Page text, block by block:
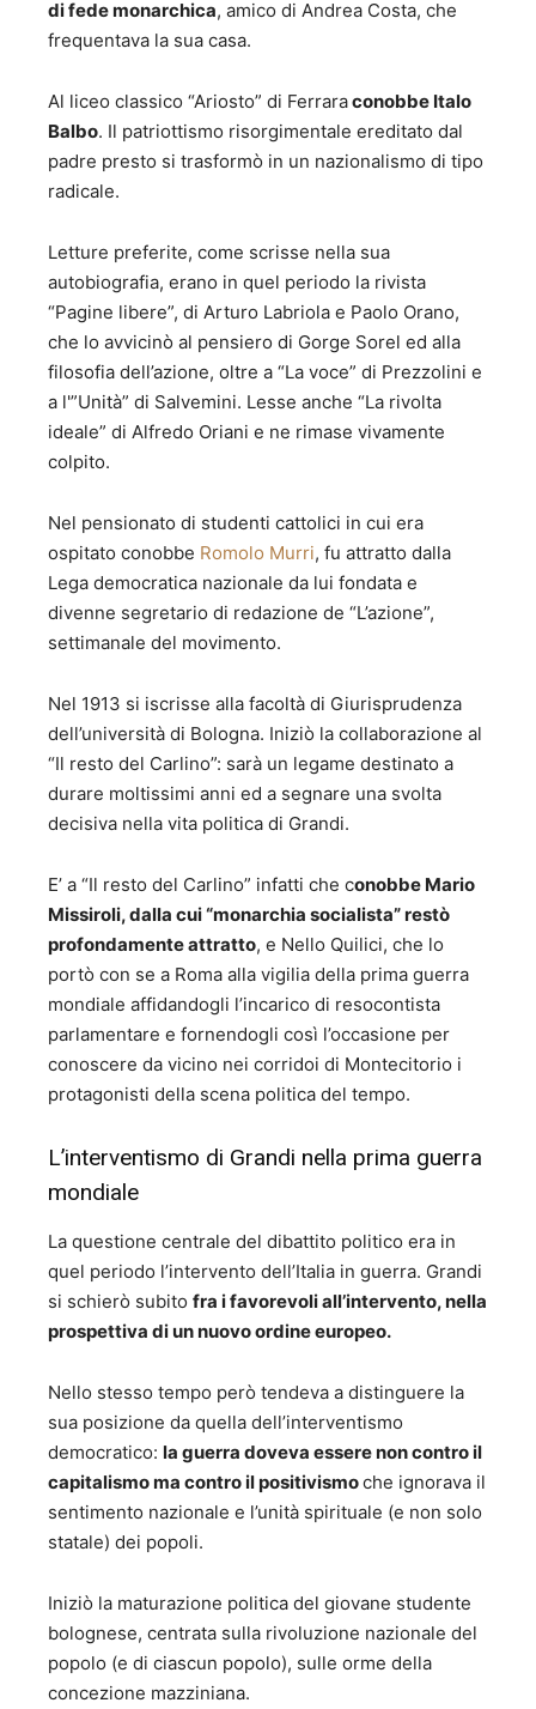
di fede monarchica, amico di Andrea Costa, che
frequentava la sua casa.
Al liceo classico “Ariosto” di Ferraraconobbe Italo
Balbo. Il patriottismo risorgimentale ereditato dal
padre presto si trasformò in un nazionalismo di tipo
radicale.
Letture preferite, come scrisse nella sua
autobiografia, erano in quel periodo la rivista
“Pagine libere”, di Arturo Labriola e Paolo Orano,
che lo avvicinò al pensiero di Gorge Sorel ed alla
filosofia dell’azione, oltre a “La voce” di Prezzolini e
a l'”Unità” di Salvemini. Lesse anche “La rivolta
ideale” di Alfredo Oriani e ne rimase vivamente
colpito.
Nel pensionato di studenti cattolici in cui era
ospitato conobbe Romolo Murri, fu attratto dalla
Lega democratica nazionale da lui fondata e
divenne segretario di redazione de “L’azione”,
settimanale del movimento.
Nel 1913 si iscrisse alla facoltà di Giurisprudenza
dell’università di Bologna. Iniziò la collaborazione al
“Il resto del Carlino”: sarà un legame destinato a
durare moltissimi anni ed a segnare una svolta
decisiva nella vita politica di Grandi.
E’ a “Il resto del Carlino” infatti che conobbe Mario
Missiroli, dalla cui “monarchia socialista” restò
profondamente attratto, e Nello Quilici, che lo
portò con se a Roma alla vigilia della prima guerra
mondiale affidandogli l’incarico di resocontista
parlamentare e fornendogli così l’occasione per
conoscere da vicino nei corridoi di Montecitorio i
protagonisti della scena politica del tempo.
L’interventismo di Grandi nella prima guerra
mondiale
La questione centrale del dibattito politico era in
quel periodo l’intervento dell’Italia in guerra. Grandi
si schierò subito fra i favorevoli all’intervento, nella
prospettiva di un nuovo ordine europeo.
Nello stesso tempo però tendeva a distinguere la
sua posizione da quella dell’interventismo
democratico: la guerra doveva essere non contro il
capitalismo ma contro il positivismoche ignorava il
sentimento nazionale e l’unità spirituale (e non solo
statale) dei popoli.
Iniziò la maturazione politica del giovane studente
bolognese, centrata sulla rivoluzione nazionale del
popolo (e di ciascun popolo), sulle orme della
concezione mazziniana.